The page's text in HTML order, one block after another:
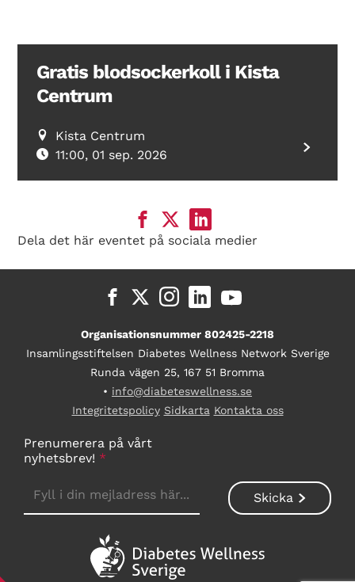
Gratis blodsockerkoll i Kista
Centrum
Kista Centrum
11:00, 01 sep. 2026
Dela det här eventet på sociala medier
Organisationsnummer 802425-2218
Insamlingsstiftelsen Diabetes Wellness Network Sverige
Runda vägen 25, 167 51 Bromma
• info@diabeteswellness.se
Integritetspolicy Sidkarta Kontakta oss
Prenumerera på vårt
nyhetsbrev! *